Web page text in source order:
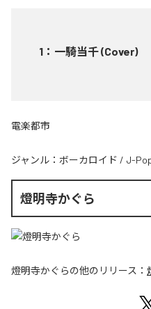
1 ： 一騎当千 (Cover)
電楽都市
ジャンル： ボーカロイド / J-
燈明寺かぐら
燈明寺かぐらの他のリリース：